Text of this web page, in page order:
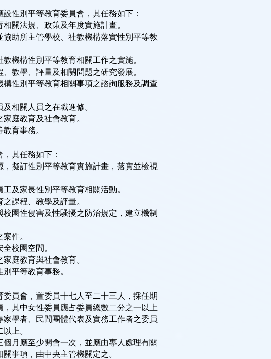
性別平等教育委員會，其任務如下：
關法規、政策及年度實施計畫。
協助所主管學校、社教機構落實性別平等教
機構性別平等教育相關工作之實施。
教學、評量及相關問題之研究發展。
性別平等教育相關事項之諮詢服務及調查
相關人員之在職進修。
庭教育及社會教育。
育事務。
其任務如下：
擬訂性別平等教育實施計畫，落實並檢視
及家長性別平等教育相關活動。
課程、教學及評量。
園性侵害及性騷擾之防治規定，建立機制
件。
校園空間。
庭教育與社會教育。
平等教育事務。
員會，置委員十七人至二十三人，採任期
其中女性委員應占委員總數二分之一以上
家學者、民間團體代表及實務工作者之委員
上。
月應至少開會一次，並應由專人處理有關
事項，由中央主管機關定之。